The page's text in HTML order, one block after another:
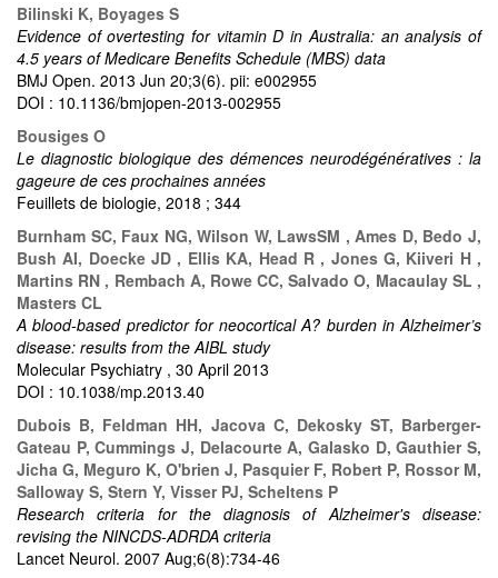
Bilinski K, Boyages S
Evidence of overtesting for vitamin D in Australia: an analysis of
4.5 years of Medicare Beneﬁts Schedule (MBS) data
BMJ Open. 2013 Jun 20;3(6). pii: e002955
DOI : 10.1136/bmjopen-2013-002955
Bousiges O
Le diagnostic biologique des démences neurodégénératives : la
gageure de ces prochaines années
Feuillets de biologie, 2018 ; 344
Burnham SC, Faux NG, Wilson W, LawsSM , Ames D, Bedo J,
Bush AI, Doecke JD , Ellis KA, Head R , Jones G, Kiiveri H ,
Martins RN , Rembach A, Rowe CC, Salvado O, Macaulay SL ,
Masters CL
A blood-based predictor for neocortical A? burden in Alzheimer’s
disease: results from the AIBL study
Molecular Psychiatry , 30 April 2013
DOI : 10.1038/mp.2013.40
Dubois B, Feldman HH, Jacova C, Dekosky ST, Barberger-
Gateau P, Cummings J, Delacourte A, Galasko D, Gauthier S,
Jicha G, Meguro K, O'brien J, Pasquier F, Robert P, Rossor M,
Salloway S, Stern Y, Visser PJ, Scheltens P
Research criteria for the diagnosis of Alzheimer's disease:
revising the NINCDS-ADRDA criteria
Lancet Neurol. 2007 Aug;6(8):734-46